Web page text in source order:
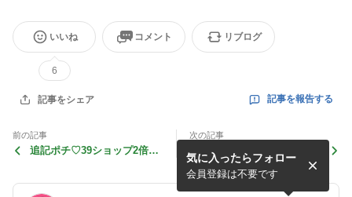
いいね
6
コメント リブログ
記事をシェア 記事を報告する
前の記事
追記ポチ♡39ショップ2倍エ
次の記事
20時半額④新杵堂*プレミー
ナ*Marineblue*Ｔ＞＞２♡
気に入ったらフォロー
会員登録は不要です